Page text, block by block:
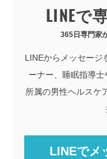
LINEで
365日専門家
LINEからメッセージ
ーナー、睡眠指導
所属の男性ヘルスケ
LINEでメ